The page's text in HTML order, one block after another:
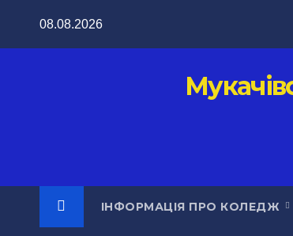
08.08.2026
ІНФОРМАЦІЯ ПРО КОЛЕДЖ